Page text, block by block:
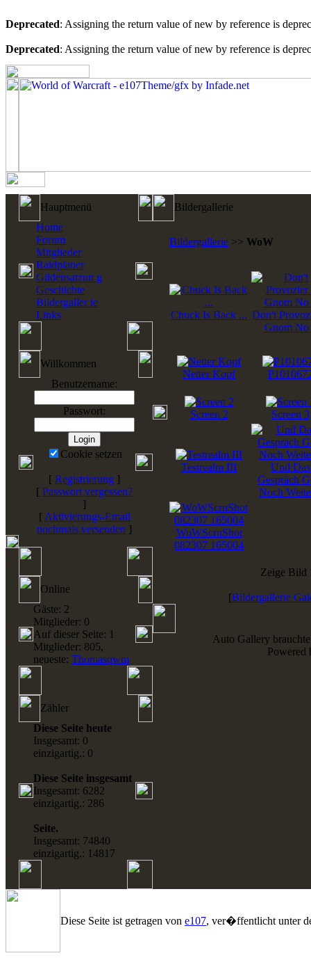
Deprecated: Assigning the return value of new by reference is
Deprecated: Assigning the return value of new by reference is
Hauptmenü
Home
Forum
Mitglieder
Raidplaner
Gildensatzun g
Geschichte
Bildergaller ie
Links
Willkommen
Benutzername:
Passwort:
Cookie setzen
[ Registrierung ]
[ Passwort vergessen?
]
[ Aktivierungs-Email
nochmals versenden ]
Online
Gäste: 2
Mitglieder: 0
Auf dieser Seite: 1
Mitglieder: 805,
neueste: Thomasqwm
Zähler
Diese Seite heute
Insgesamt: 0
einzigartig.: 0
Diese Seite insgesamt
Insgesamt: 6282
einzigartig.: 286
Seite.
Insgesamt: 74840
einzigartig.: 14817
Bildergallerie
Bildergallerie >> WoW
Chuck Is Back ... Don't
Gnom No
Netter Kopf
Screen 2 Screen 3
Testrealm III
Und Das
Gespräch
Noch
WoWScrnShot
082307 165004
Zeige Bild
[Bildergallerie
Auto Gallery
Powered
Diese Seite ist getragen von e107, ver�ffentlicht unter